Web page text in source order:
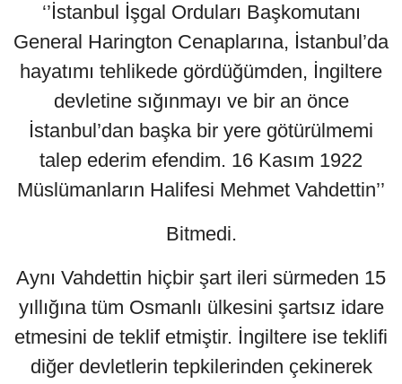
‘’İstanbul İşgal Orduları Başkomutanı
General Harington Cenaplarına, İstanbul’da
hayatımı tehlikede gördüğümden, İngiltere
devletine sığınmayı ve bir an önce
İstanbul’dan başka bir yere götürülmemi
talep ederim efendim. 16 Kasım 1922
Müslümanların Halifesi Mehmet Vahdettin’’
Bitmedi.
Aynı Vahdettin hiçbir şart ileri sürmeden 15
yıllığına tüm Osmanlı ülkesini şartsız idare
etmesini de teklif etmiştir. İngiltere ise teklifi
diğer devletlerin tepkilerinden çekinerek